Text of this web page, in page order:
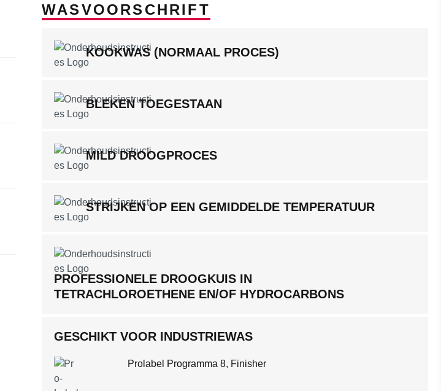
WASVOORSCHRIFT
KOOKWAS (NORMAAL PROCES)
BLEKEN TOEGESTAAN
MILD DROOGPROCES
STRIJKEN OP EEN GEMIDDELDE TEMPERATUUR
PROFESSIONELE DROOGKUIS IN
TETRACHLOROETHENE EN/OF HYDROCARBONS
GESCHIKT VOOR INDUSTRIEWAS
Prolabel Programma 8, Finisher